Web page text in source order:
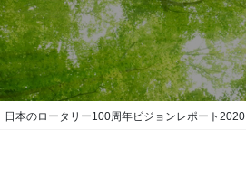
日本のロータリー100周年ビジョンレポート2020